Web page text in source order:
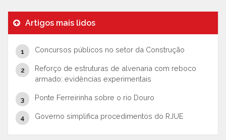
Artigos mais lidos
Concursos públicos no setor da Construção
Reforço de estruturas de alvenaria com reboco
armado: evidências experimentais
Ponte Ferreirinha sobre o rio Douro
Governo simplifica procedimentos do RJUE